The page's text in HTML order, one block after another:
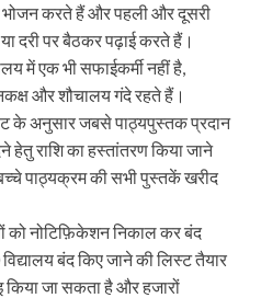
भोजन करते हैं और पहली और दूसरी
दरी पर बैठकर पढ़ाई करते हैं।
में एक भी सफाईकर्मी नहीं है,
और शौचालय गंदे रहते हैं।
के अनुसार जबसे पाठ्यपुस्तक प्रदान
राशि का हस्तांतरण किया जाने
पाठ्यक्रम की सभी पुस्तकें खरीद
को नोटिफ़िकेशन निकाल कर बंद
बंद किए जाने की लिस्ट तैयार
किया जा सकता है और हजारों